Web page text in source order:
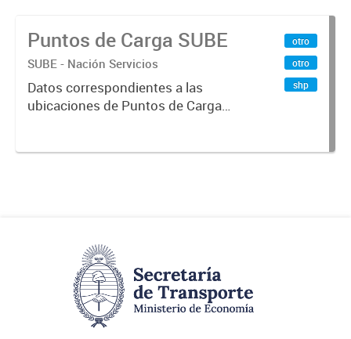
Puntos de Carga SUBE
SUBE - Nación Servicios
Datos correspondientes a las
ubicaciones de Puntos de Carga
otro
otro
shp